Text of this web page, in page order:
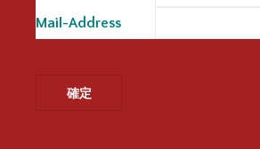
Mail-Address